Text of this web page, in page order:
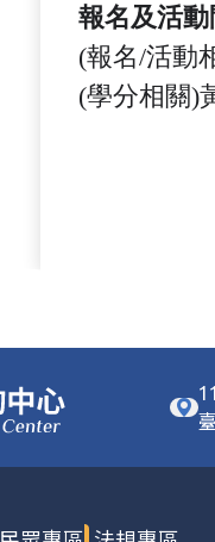
報名及活動
(報名/活動
(學分相關)